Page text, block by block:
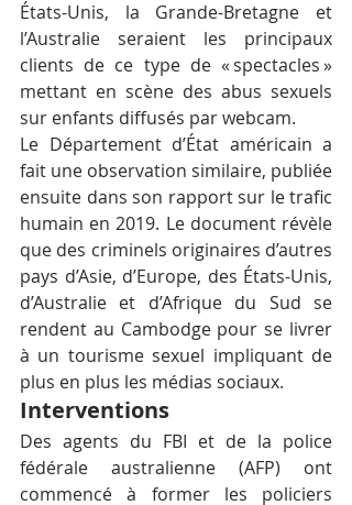
États-Unis, la Grande-Bretagne et
l’Australie seraient les principaux
clients de ce type de « spectacles »
mettant en scène des abus sexuels
sur enfants diffusés par webcam.
Le Département d’État américain a
fait une observation similaire, publiée
ensuite dans son rapport sur le trafic
humain en 2019. Le document révèle
que des criminels originaires d’autres
pays d’Asie, d’Europe, des États-Unis,
d’Australie et d’Afrique du Sud se
rendent au Cambodge pour se livrer
à un tourisme sexuel impliquant de
plus en plus les médias sociaux.
Interventions
Des agents du FBI et de la police
fédérale australienne (AFP) ont
commencé à former les policiers